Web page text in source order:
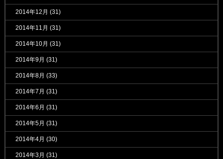
2014年12月 (31)
2014年11月 (31)
2014年10月 (31)
2014年9月 (31)
2014年8月 (33)
2014年7月 (31)
2014年6月 (31)
2014年5月 (31)
2014年4月 (30)
2014年3月 (31)